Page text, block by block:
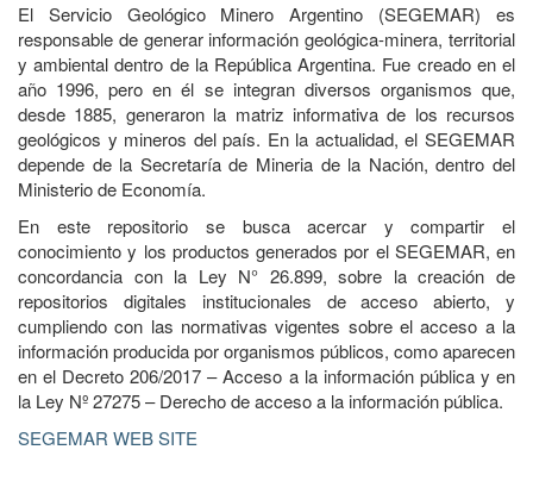
El Servicio Geológico Minero Argentino (SEGEMAR) es
responsable de generar información geológica-minera, territorial
y ambiental dentro de la República Argentina. Fue creado en el
año 1996, pero en él se integran diversos organismos que,
desde 1885, generaron la matriz informativa de los recursos
geológicos y mineros del país. En la actualidad, el SEGEMAR
depende de la Secretaría de Mineria de la Nación, dentro del
Ministerio de Economía.
En este repositorio se busca acercar y compartir el
conocimiento y los productos generados por el SEGEMAR, en
concordancia con la Ley N° 26.899, sobre la creación de
repositorios digitales institucionales de acceso abierto, y
cumpliendo con las normativas vigentes sobre el acceso a la
información producida por organismos públicos, como aparecen
en el Decreto 206/2017 – Acceso a la información pública y en
la Ley Nº 27275 – Derecho de acceso a la información pública.
SEGEMAR WEB SITE